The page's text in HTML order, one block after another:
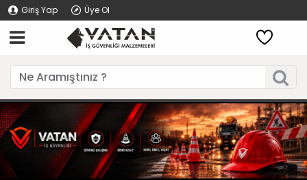
Giriş Yap Üye Ol